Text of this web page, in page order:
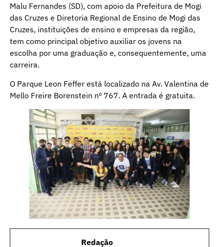
Malu Fernandes (SD), com apoio da Prefeitura de Mogi
das Cruzes e Diretoria Regional de Ensino de Mogi das
Cruzes, instituições de ensino e empresas da região,
tem como principal objetivo auxiliar os jovens na
escolha por uma graduação e, consequentemente, uma
carreira.
O Parque Leon Feffer está localizado na Av. Valentina de
Mello Freire Borenstein nº 767. A entrada é gratuita.
Redação